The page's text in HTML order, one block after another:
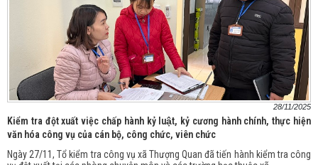
28/11/2025
Kiểm tra đột xuất việc chấp hành kỷ luật, kỷ cương hành chính, thực hiện
văn hóa công vụ của cán bộ, công chức, viên chức
Ngày 27/11, Tổ kiểm tra công vụ xã Thượng Quan đã tiến hành kiểm tra công